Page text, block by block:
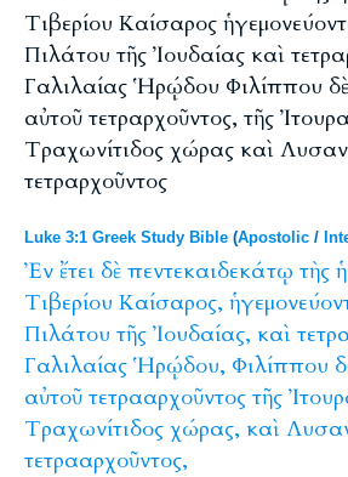
Τιβερίου Καίσαρος
Πιλάτου τῆς Ἰουδαίας καὶ
Γαλιλαίας Ἡρῴδου Φιλίππου
αὐτοῦ τετραρχοῦντος, τῆς
Τραχωνίτιδος χώρας καὶ
τετραρχοῦντος
Luke 3:1 Greek Study Bible (Apostolic /
Ἐν ἔτει δὲ πεντεκαιδεκάτῳ τὴς
Τιβερίου Καίσαρος,
Πιλάτου τῆς Ἰουδαίας, καὶ
Γαλιλαίας Ἡρῴδου, Φιλίππου
αὐτοῦ τετρααρχοῦντος τῆς
Τραχωνίτιδος χώρας, καὶ
τετρααρχοῦντος,